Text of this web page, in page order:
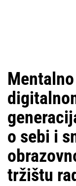
o sebi i
tržištu